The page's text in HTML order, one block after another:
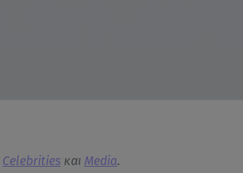
Celebritiesκαι Media.